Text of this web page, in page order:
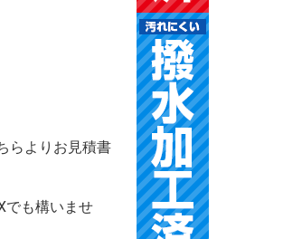
らよりお見積書
でも構いませ